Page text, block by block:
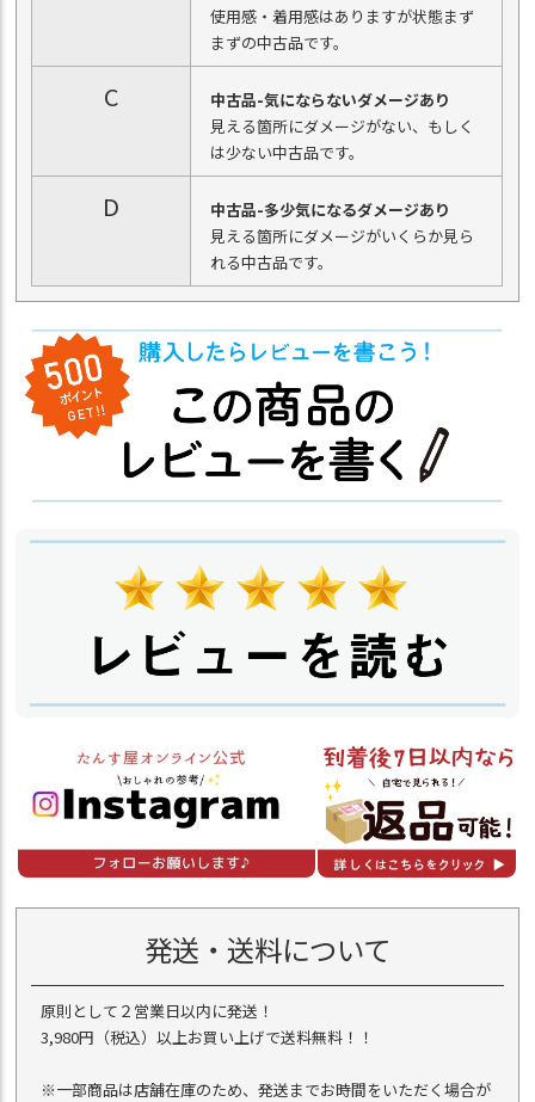
使用感・着用感はありますが状態まず
まずの中古品です。
C
中古品-気にならないダメージあり
見える箇所にダメージがない、もしく
は少ない中古品です。
D
中古品-多少気になるダメージあり
見える箇所にダメージがいくらか見ら
れる中古品です。
発送・送料について
原則として２営業日以内に発送！
3,980円（税込）以上お買い上げで送料無料！！
※一部商品は店舗在庫のため、発送までお時間をいただく場合が